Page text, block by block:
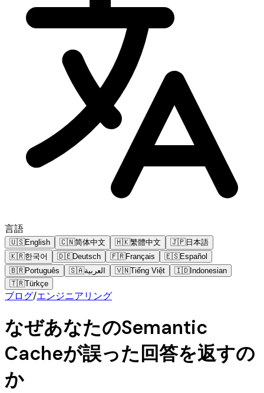
言語
🇺🇸English 🇨🇳简体中文 🇭🇰繁體中文 🇯🇵日本語
🇰🇷한국어 🇩🇪Deutsch 🇫🇷Français 🇪🇸Español
🇧🇷Português 🇸🇦العربية 🇻🇳Tiếng Việt 🇮🇩Indonesian
🇹🇷Türkçe
ブログ/エンジニアリング
なぜあなたのSemantic
Cacheが誤った回答を返すの
か